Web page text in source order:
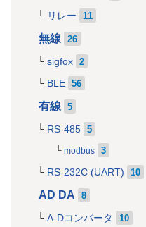
リレー 11
無線 26
sigfox 2
BLE 56
有線 5
RS-485 5
modbus 3
RS-232C (UART) 10
AD DA 8
A-Dコンバータ 10